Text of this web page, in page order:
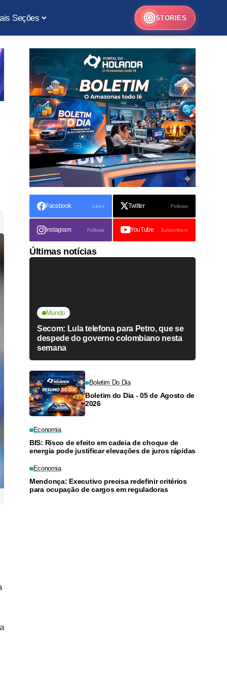
Seções STORIES
Facebook Likes Twitter Follows
Instagram Follows YouTube Subscribers
Últimas notícias
Mundo
Secom: Lula telefona para Petro, que se
despede do governo colombiano nesta
semana
Boletim Do Dia
Boletim do Dia - 05 de Agosto de
2026
Economia
BIS: Risco de efeito em cadeia de choque de
energia pode justificar elevações de juros rápidas
Economia
Mendonça: Executivo precisa redefinir critérios
para ocupação de cargos em reguladoras